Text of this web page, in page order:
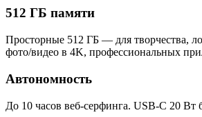
512 ГБ памяти
Просторные 512 ГБ — для творчества,
фото/видео в 4K, профессиональных
Автономность
До 10 часов веб-серфинга. USB-C 20 Вт